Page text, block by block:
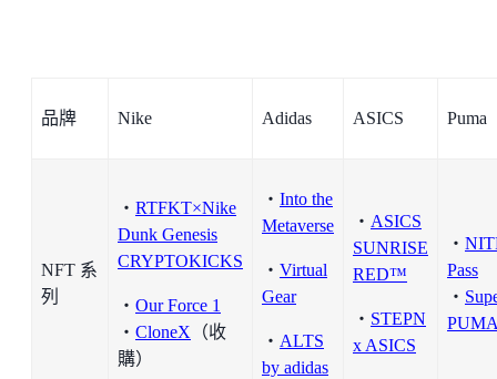
品牌 Nike Adidas ASICS Puma
NFT 系
列
・ RTFKT×Nike
Dunk Genesis
CRYPTOKICKS
・ Our Force 1
・ CloneX （收
購）
・ Into the
Metaverse
・ Virtual
Gear
・ ALTS
by adidas
・ ASICS
SUNRISE
RED™
・ STEPN
x ASICS
・
Pass
・